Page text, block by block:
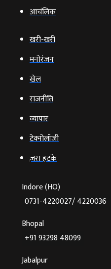
आचंलिक
खरी-खरी
मनोरंजन
खेल
राजनीति
व्‍यापार
टेक्‍नोलॉजी
ज़रा हटके
Indore (HO)
0731-4220027/ 4220036
Bhopal
+91 93298 48099
Jabalpur